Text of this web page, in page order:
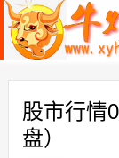
股市行情
盘）